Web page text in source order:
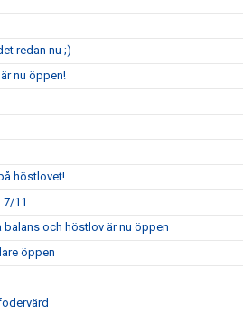
redan nu ;)
nu öppen!
höstlovet!
7/11
och höstlov är nu öppen
öppen